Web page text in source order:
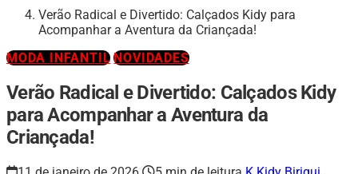
Verão Radical e Divertido: Calçados Kidy para
Acompanhar a Aventura da Criançada!
MODA INFANTIL NOVIDADES
Verão Radical e Divertido: Calçados Kidy
para Acompanhar a Aventura da
Criançada!